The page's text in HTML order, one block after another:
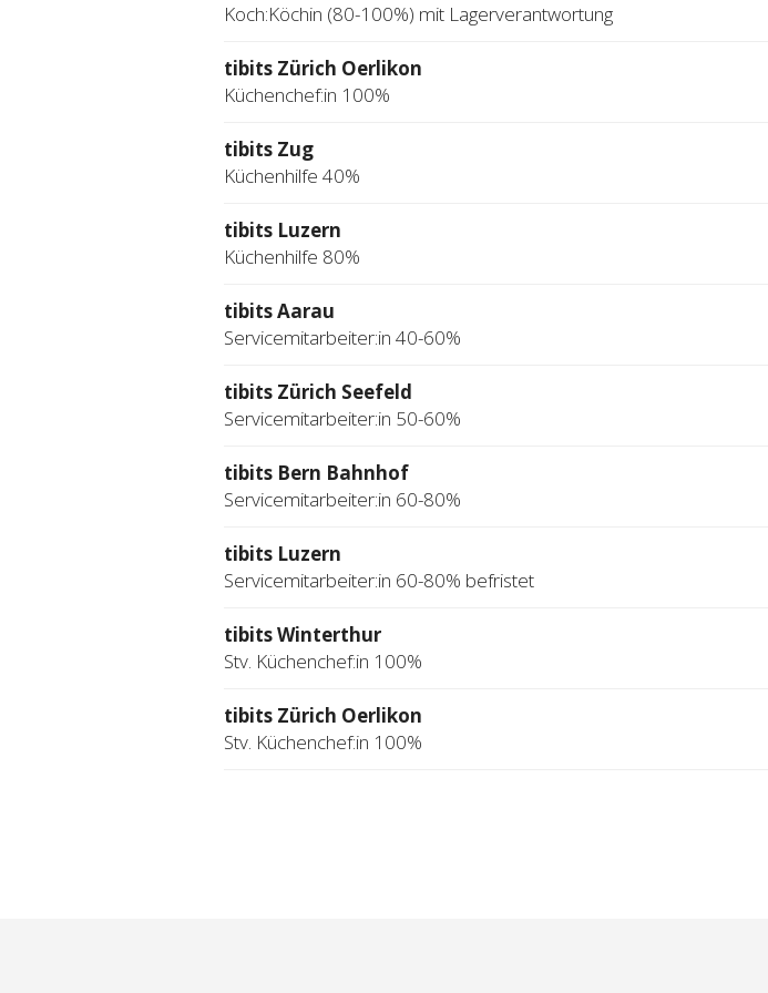
Koch:Köchin (80-100%) mit Lagerverantwortung
tibits Zürich Oerlikon
Küchenchef:in 100%
tibits Zug
Küchenhilfe 40%
tibits Luzern
Küchenhilfe 80%
tibits Aarau
Servicemitarbeiter:in 40-60%
tibits Zürich Seefeld
Servicemitarbeiter:in 50-60%
tibits Bern Bahnhof
Servicemitarbeiter:in 60-80%
tibits Luzern
Servicemitarbeiter:in 60-80% befristet
tibits Winterthur
Stv. Küchenchef:in 100%
tibits Zürich Oerlikon
Stv. Küchenchef:in 100%